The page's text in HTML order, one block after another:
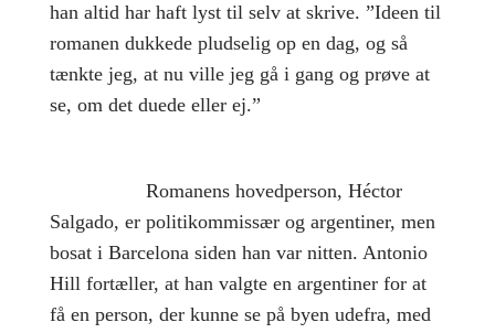
han altid har haft lyst til selv at skrive. ”Ideen til
romanen dukkede pludselig op en dag, og så
tænkte jeg, at nu ville jeg gå i gang og prøve at
se, om det duede eller ej.”
Romanens hovedperson, Héctor
Salgado, er politikommissær og argentiner, men
bosat i Barcelona siden han var nitten. Antonio
Hill fortæller, at han valgte en argentiner for at
få en person, der kunne se på byen udefra, med